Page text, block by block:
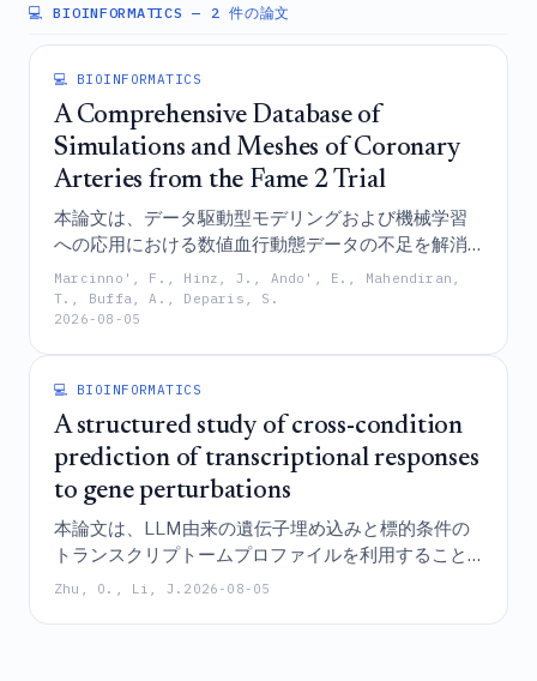
💻 BIOINFORMATICS — 2 件の論文
💻 BIOINFORMATICS
A Comprehensive Database of
Simulations and Meshes of Coronary
Arteries from the Fame 2 Trial
本論文は、データ駆動型モデリングおよび機械学習
への応用における数値血行動態データの不足を解消
することを目的として、FAME 2試験から再構成され
た779本の冠動脈に関する3次元非定常ナビエ・スト
ークス・シミュレーションと高品質な六面体メッシ
ュを含む、公開利用可能なデータベースを提示する
Marcinno', F., Hinz, J., Ando', E., Mahendiran,
T., Buffa, A., Deparis, S.
2026-08-05
💻 BIOINFORMATICS
A structured study of cross-condition
prediction of transcriptional responses
to gene perturbations
本論文は、LLM由来の遺伝子埋め込みと標的条件の
トランスクリプトームプロファイルを利用すること
で、既知および未知の両方の生物学的条件における
Zhu, O., Li, J. 2026-08-05